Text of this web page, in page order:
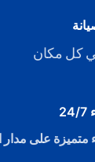
كل مكان
على مدار